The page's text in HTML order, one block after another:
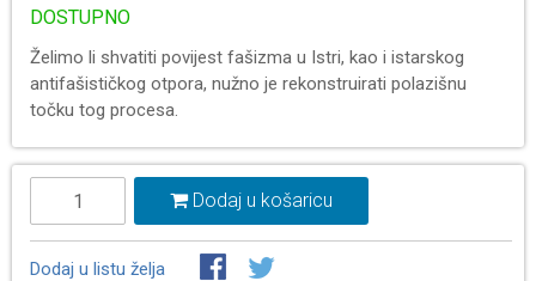
DOSTUPNO
Želimo li shvatiti povijest fašizma u Istri, kao i istarskog
antifašističkog otpora, nužno je rekonstruirati polazišnu
točku tog procesa.
Dodaj u košaricu
Dodaj u listu želja